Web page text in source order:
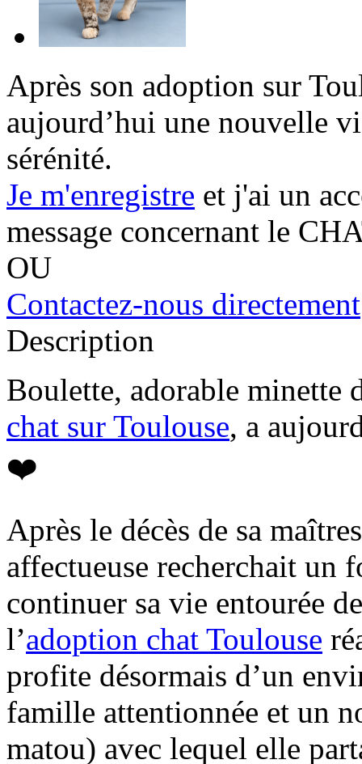
Après son adoption sur
aujourd’hui une nouvelle
sérénité.
Je m'enregistre et j'ai un
message concernant le
OU
Contactez-nous directement
Description
Boulette, adorable minette
chat sur Toulouse, a
❤️
Après le décès de sa
affectueuse recherchait un
continuer sa vie entourée
l’adoption chat Toulouse
profite désormais d’un
famille attentionnée et un
matou) avec lequel elle